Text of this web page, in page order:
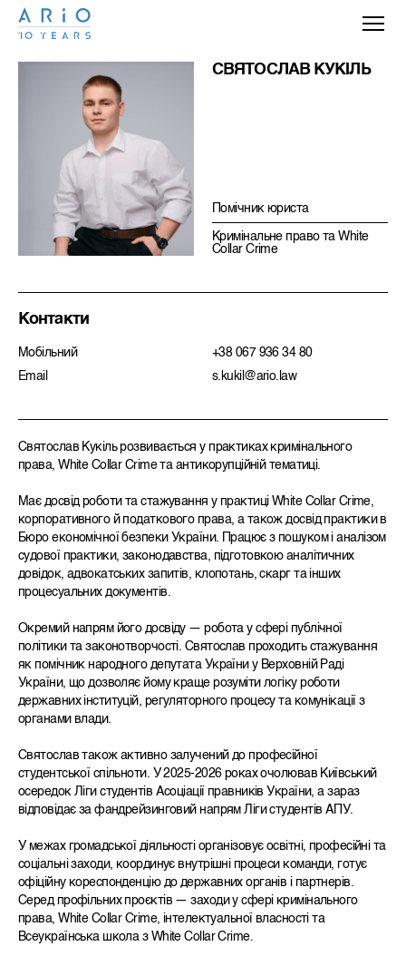
СВЯТОСЛАВ КУКІЛЬ
Помічник юриста
Кримiнальне право та White
Collar Crime
Контакти
Мобільний
+38 067 936 34 80
Email
s.kukil@ario.law
Святослав Кукіль розвивається у практиках кримінального
права, White Collar Crime та антикорупційній тематиці.
Має досвід роботи та стажування у практиці White Collar Crime,
корпоративного й податкового права, а також досвід практики в
Бюро економічної безпеки України. Працює з пошуком і аналізом
судової практики, законодавства, підготовкою аналітичних
довідок, адвокатських запитів, клопотань, скарг та інших
процесуальних документів.
Окремий напрям його досвіду — робота у сфері публічної
політики та законотворчості. Святослав проходить стажування
як помічник народного депутата України у Верховній Раді
України, що дозволяє йому краще розуміти логіку роботи
державних інституцій, регуляторного процесу та комунікації з
органами влади.
Святослав також активно залучений до професійної
студентської спільноти. У 2025-2026 роках очолював Київський
осередок Ліги студентів Асоціації правників України, а зараз
відповідає за фандрейзинговий напрям Ліги студентів АПУ.
У межах громадської діяльності організовує освітні, професійні та
соціальні заходи, координує внутрішні процеси команди, готує
офіційну кореспонденцію до державних органів і партнерів.
Серед профільних проєктів — заходи у сфері кримінального
права, White Collar Crime, інтелектуальної власності та
Всеукраїнська школа з White Collar Crime.